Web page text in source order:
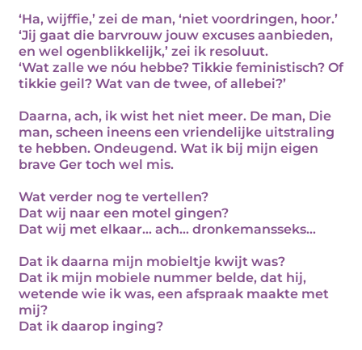
‘Ha, wijffie,’ zei de man, ‘niet voordringen, hoor.’
‘Jij gaat die barvrouw jouw excuses aanbieden,
en wel ogenblikkelijk,’ zei ik resoluut.
‘Wat zalle we nóu hebbe? Tikkie feministisch? Of
tikkie geil? Wat van de twee, of allebei?’
Daarna, ach, ik wist het niet meer. De man, Die
man, scheen ineens een vriendelijke uitstraling
te hebben. Ondeugend. Wat ik bij mijn eigen
brave Ger toch wel mis.
Wat verder nog te vertellen?
Dat wij naar een motel gingen?
Dat wij met elkaar… ach… dronkemansseks…
Dat ik daarna mijn mobieltje kwijt was?
Dat ik mijn mobiele nummer belde, dat hij,
wetende wie ik was, een afspraak maakte met
mij?
Dat ik daarop inging?